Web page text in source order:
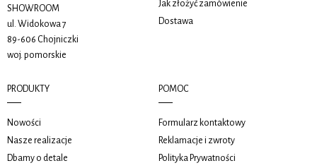
SHOWROOM
ul. Widokowa 7
89-606 Chojniczki
woj. pomorskie
Jak złożyć zamówienie
Dostawa
PRODUKTY
Nowości
Nasze realizacje
Dbamy o detale
POMOC
Formularz kontaktowy
Reklamacje i zwroty
Polityka Prywatności